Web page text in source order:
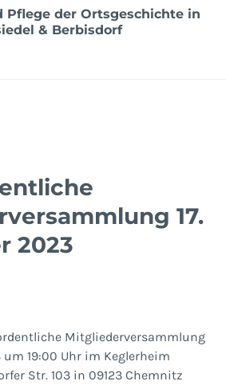
Pflege der Ortsgeschichte in
& Berbisdorf
17.
2023
Mitgliederversammlung
um 19:00 Uhr im Keglerheim
Str. 103 in 09123 Chemnitz